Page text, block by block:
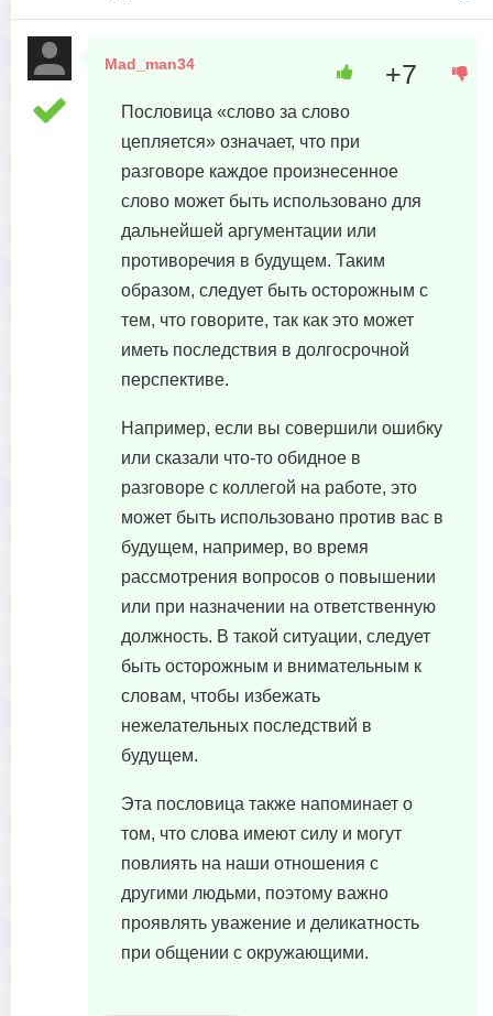
Mad_man34
Пословица «слово за слово
цепляется» означает, что при
разговоре каждое произнесенное
слово может быть использовано для
дальнейшей аргументации или
противоречия в будущем. Таким
образом, следует быть осторожным с
тем, что говорите, так как это может
иметь последствия в долгосрочной
перспективе.
Например, если вы совершили ошибку
или сказали что-то обидное в
разговоре с коллегой на работе, это
может быть использовано против вас в
будущем, например, во время
рассмотрения вопросов о повышении
или при назначении на ответственную
должность. В такой ситуации, следует
быть осторожным и внимательным к
словам, чтобы избежать
нежелательных последствий в
будущем.
Эта пословица также напоминает о
том, что слова имеют силу и могут
повлиять на наши отношения с
другими людьми, поэтому важно
проявлять уважение и деликатность
при общении с окружающими.
+7